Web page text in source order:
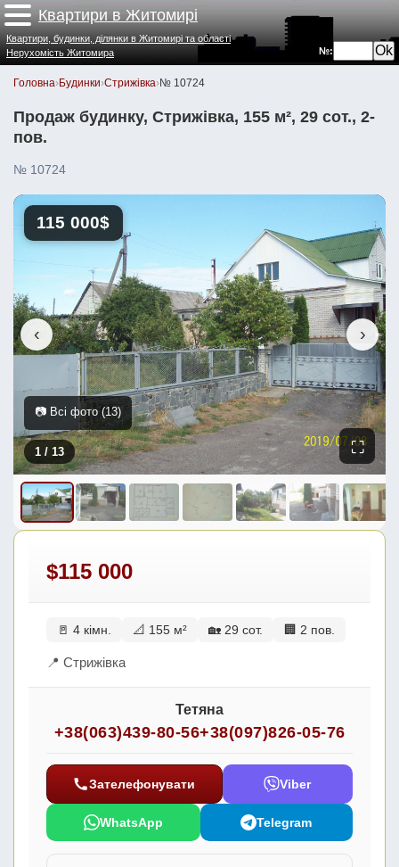
Квартири в Житомирі
№:
Квартири, будинки, ділянки в Житомирі та області
Нерухомість Житомира
Головна›Будинки›Стрижівка›№ 10724
Продаж будинку, Стрижівка, 155 м², 29 сот., 2-
пов.
№ 10724
‹ ›
115 000$
1 / 13 ⛶
📷 Всі фото (13)
$115 000
🚪 4 кімн. 📐 155 м² 🏡 29 сот. 🏢 2 пов.
📍 Стрижівка
Тетяна
+38(063)439-80-56+38(097)826-05-76
Зателефонувати Viber
WhatsApp Telegram